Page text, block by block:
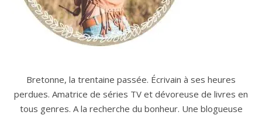
Bretonne, la trentaine passée. Écrivain à ses heures
perdues. Amatrice de séries TV et dévoreuse de livres en
tous genres. A la recherche du bonheur. Une blogueuse